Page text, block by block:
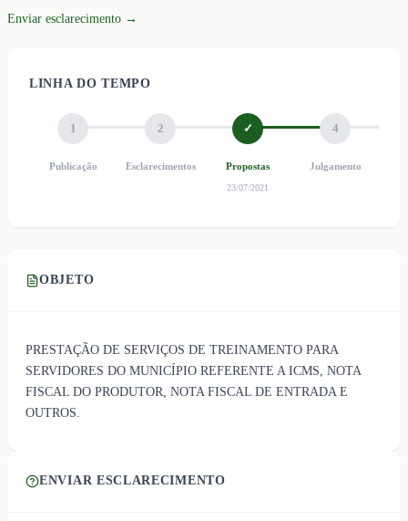
Enviar esclarecimento →
LINHA DO TEMPO
1
Publicação
2
Esclarecimentos
✓
Propostas
23/07/2021
4
Julgamento
OBJETO
PRESTAÇÃO DE SERVIÇOS DE TREINAMENTO PARA
SERVIDORES DO MUNICÍPIO REFERENTE A ICMS, NOTA
FISCAL DO PRODUTOR, NOTA FISCAL DE ENTRADA E
OUTROS.
ENVIAR ESCLARECIMENTO